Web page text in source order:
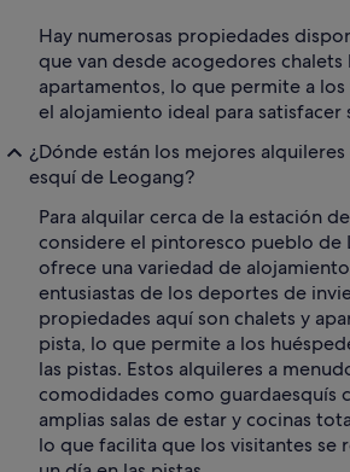
Hay numerosas propiedades
que van desde acogedores chalets
apartamentos, lo que permite a
el alojamiento ideal para satisfacer
¿Dónde están los mejores
esquí de Leogang?
Para alquilar cerca de la estación
considere el pintoresco pueblo de
ofrece una variedad de
entusiastas de los deportes de
propiedades aquí son chalets y
pista, lo que permite a los
las pistas. Estos alquileres a
comodidades como guardaesquís
amplias salas de estar y cocinas
lo que facilita que los visitantes se